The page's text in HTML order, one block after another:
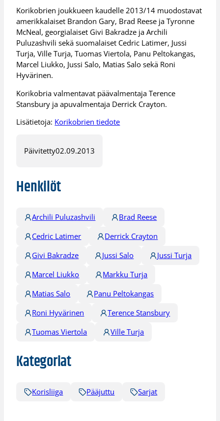
Korikobrien joukkueen kaudelle 2013/14 muodostavat
amerikkalaiset Brandon Gary, Brad Reese ja Tyronne
McNeal, georgialaiset Givi Bakradze ja Archili
Puluzashvili sekä suomalaiset Cedric Latimer, Jussi
Turja, Ville Turja, Tuomas Viertola, Panu Peltokangas,
Marcel Liukko, Jussi Salo, Matias Salo sekä Roni
Hyvärinen.
Korikobria valmentavat päävalmentaja Terence
Stansbury ja apuvalmentaja Derrick Crayton.
Lisätietoja: Korikobrien tiedote
Päivitetty02.09.2013
Henkilöt
Archili Puluzashvili
Brad Reese
Cedric Latimer
Derrick Crayton
Givi Bakradze
Jussi Salo
Jussi Turja
Marcel Liukko
Markku Turja
Matias Salo
Panu Peltokangas
Roni Hyvärinen
Terence Stansbury
Tuomas Viertola
Ville Turja
Kategoriat
Korisliiga Pääjuttu Sarjat